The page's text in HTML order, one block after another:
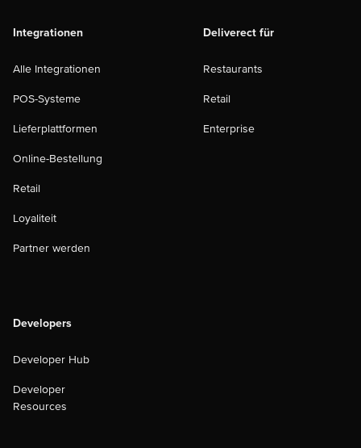
Integrationen
Alle Integrationen
POS-Systeme
Lieferplattformen
Online-Bestellung
Retail
Loyaliteit
Partner werden
Deliverect für
Restaurants
Retail
Enterprise
Developers
Developer Hub
Developer
Resources